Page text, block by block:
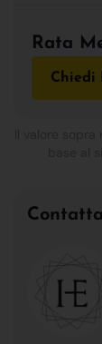
Rata
Chiedi